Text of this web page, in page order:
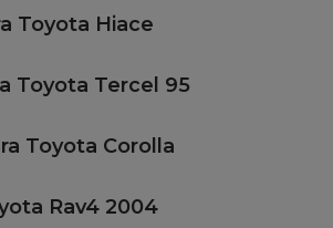
Toyota Hiace
Toyota Tercel 95
Toyota Corolla
Rav4 2004